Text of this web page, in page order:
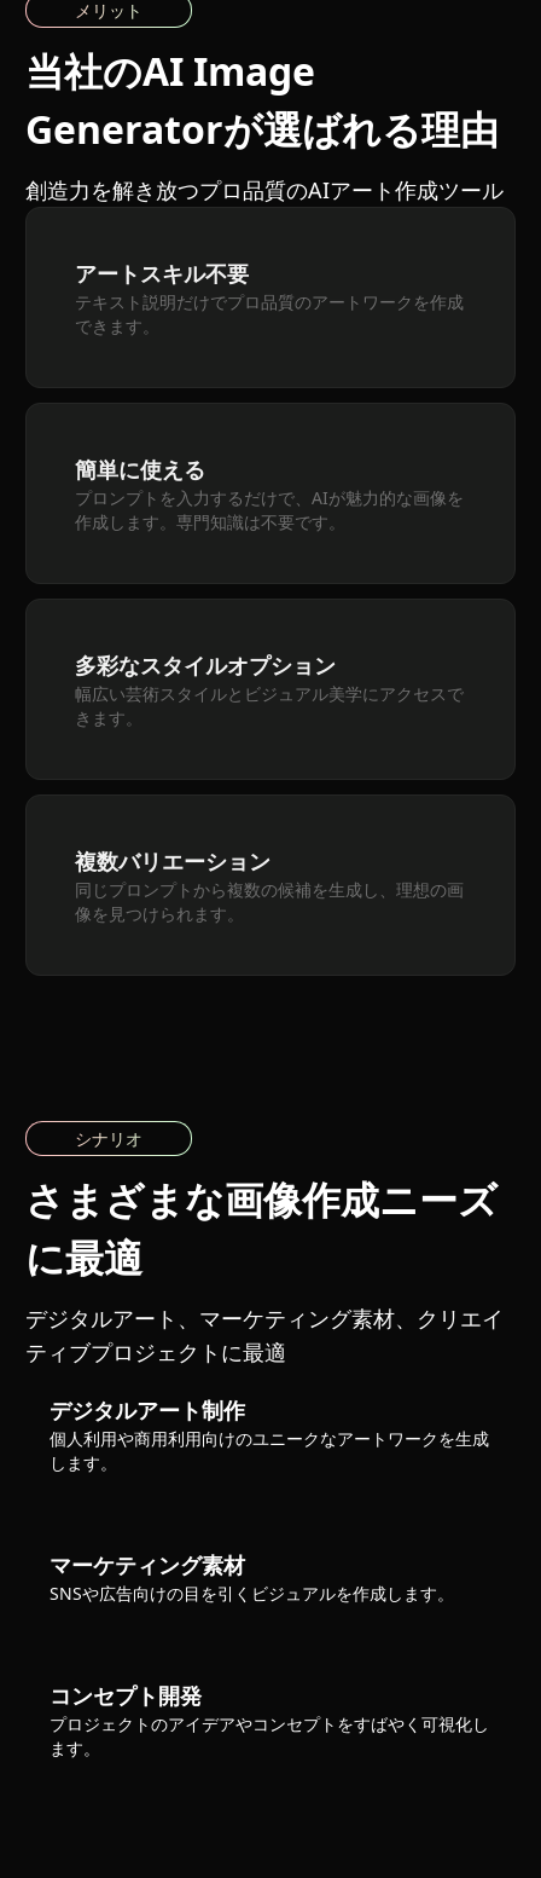
メリット
当社のAI Image
Generatorが選ばれる理由
創造力を解き放つプロ品質のAIアート作成ツール
アートスキル不要
テキスト説明だけでプロ品質のアートワークを作成
できます。
簡単に使える
プロンプトを入力するだけで、AIが魅力的な画像を
作成します。専門知識は不要です。
多彩なスタイルオプション
幅広い芸術スタイルとビジュアル美学にアクセスで
きます。
複数バリエーション
同じプロンプトから複数の候補を生成し、理想の画
像を見つけられます。
シナリオ
さまざまな画像作成ニーズ
に最適
デジタルアート、マーケティング素材、クリエイ
ティブプロジェクトに最適
デジタルアート制作
個人利用や商用利用向けのユニークなアートワークを生成
します。
マーケティング素材
SNSや広告向けの目を引くビジュアルを作成します。
コンセプト開発
プロジェクトのアイデアやコンセプトをすばやく可視化し
ます。